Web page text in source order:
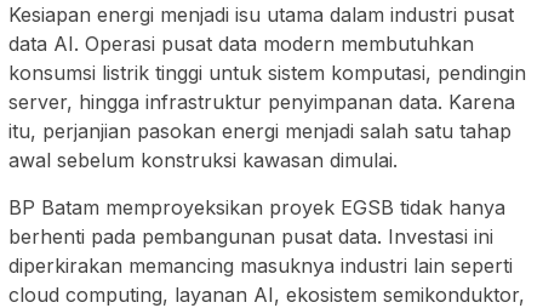
Kesiapan energi menjadi isu utama dalam industri pusat
data AI. Operasi pusat data modern membutuhkan
konsumsi listrik tinggi untuk sistem komputasi, pendingin
server, hingga infrastruktur penyimpanan data. Karena
itu, perjanjian pasokan energi menjadi salah satu tahap
awal sebelum konstruksi kawasan dimulai.
BP Batam memproyeksikan proyek EGSB tidak hanya
berhenti pada pembangunan pusat data. Investasi ini
diperkirakan memancing masuknya industri lain seperti
cloud computing, layanan AI, ekosistem semikonduktor,